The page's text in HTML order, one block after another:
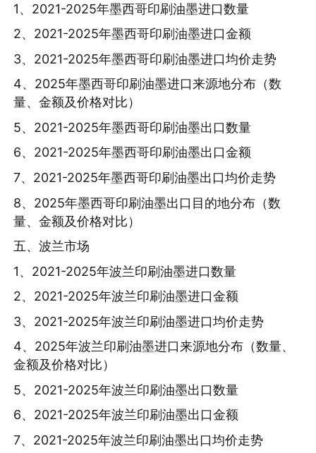
1、2021-2025年墨西哥印刷油墨进口数量
2、2021-2025年墨西哥印刷油墨进口金额
3、2021-2025年墨西哥印刷油墨进口均价走势
4、2025年墨西哥印刷油墨进口来源地分布（数
量、金额及价格对比）
5、2021-2025年墨西哥印刷油墨出口数量
6、2021-2025年墨西哥印刷油墨出口金额
7、2021-2025年墨西哥印刷油墨出口均价走势
8、2025年墨西哥印刷油墨出口目的地分布（数
量、金额及价格对比）
五、波兰市场
1、2021-2025年波兰印刷油墨进口数量
2、2021-2025年波兰印刷油墨进口金额
3、2021-2025年波兰印刷油墨进口均价走势
4、2025年波兰印刷油墨进口来源地分布（数量、
金额及价格对比）
5、2021-2025年波兰印刷油墨出口数量
6、2021-2025年波兰印刷油墨出口金额
7、2021-2025年波兰印刷油墨出口均价走势